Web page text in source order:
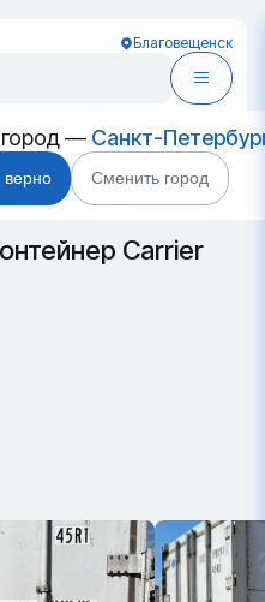
Благовещенск
— Санкт-
верно Сменить город
контейнеры RRSU 198191-0
Carrier